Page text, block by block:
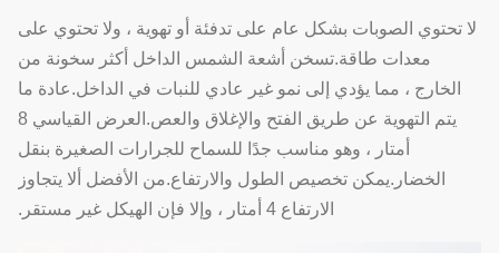
لا تحتوي الصوبات بشكل عام على تدفئة أو تهوية ، ولا تحتوي على
معدات طاقة.تسخن أشعة الشمس الداخل أكثر سخونة من
الخارج ، مما يؤدي إلى نمو غير عادي للنبات في الداخل.عادة ما
يتم التهوية عن طريق الفتح والإغلاق والعص.العرض القياسي 8
أمتار ، وهو مناسب جدًا للسماح للجرارات الصغيرة بنقل
الخضار.يمكن تخصيص الطول والارتفاع.من الأفضل ألا يتجاوز
الارتفاع 4 أمتار ، وإلا فإن الهيكل غير مستقر.